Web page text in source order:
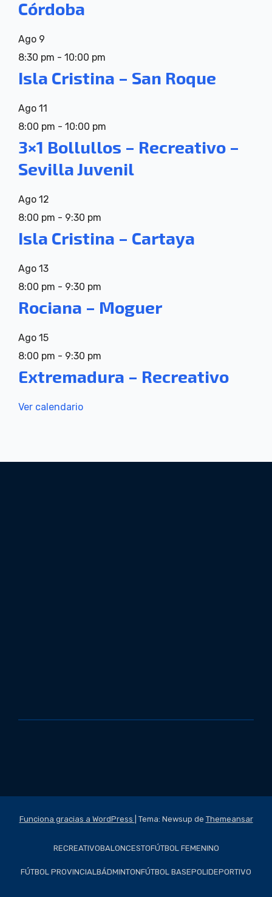
Córdoba
Ago 9
8:30 pm - 10:00 pm
Isla Cristina – San Roque
Ago 11
8:00 pm - 10:00 pm
3×1 Bollullos – Recreativo –
Sevilla Juvenil
Ago 12
8:00 pm - 9:30 pm
Isla Cristina – Cartaya
Ago 13
8:00 pm - 9:30 pm
Rociana – Moguer
Ago 15
8:00 pm - 9:30 pm
Extremadura – Recreativo
Ver calendario
Funciona gracias a WordPress Tema: Newsup de Themeansar
RECREATIVOBALONCESTOFÚTBOL FEMENINO
FÚTBOL PROVINCIALBÁDMINTONFÚTBOL BASEPOLIDEPORTIVO